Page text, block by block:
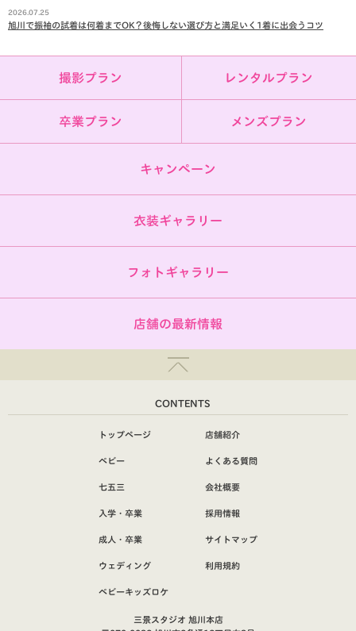
2026.07.25
旭川で振袖の試着は何着までOK？後悔しない選び方と満足いく1着に出会うコツ
撮影プラン レンタルプラン
卒業プラン メンズプラン
キャンペーン
衣装ギャラリー
フォトギャラリー
店舗の最新情報
CONTENTS
トップページ
ベビー
七五三
入学・卒業
成人・卒業
ウェディング
ベビーキッズロケ
店舗紹介
よくある質問
会社概要
採用情報
サイトマップ
利用規約
三景スタジオ 旭川本店